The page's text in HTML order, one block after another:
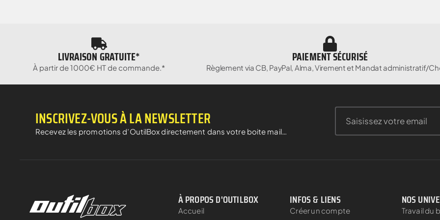
LIVRAISON GRATUITE*
À partir de 1000€ HT de commande.*
PAIEMENT SÉCURISÉ
Règlement via CB, PayPal, Alma, Virement et Mandat administratif/
INSCRIVEZ-VOUS À LA NEWSLETTER
Recevez les promotions d’OutilBox directement dans votre boite mail…
À PROPOS D'OUTILBOX
Accueil
INFOS & LIENS
Créer un compte
NOS
Travail du